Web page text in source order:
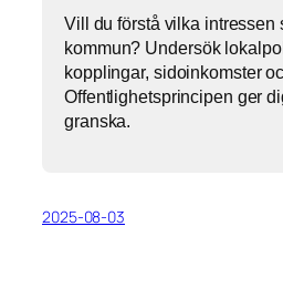
Vill du förstå vilka intressen
kommun? Undersök
kopplingar, sidoinkomster
Offentlighetsprincipen ger
granska.
2025-08-03